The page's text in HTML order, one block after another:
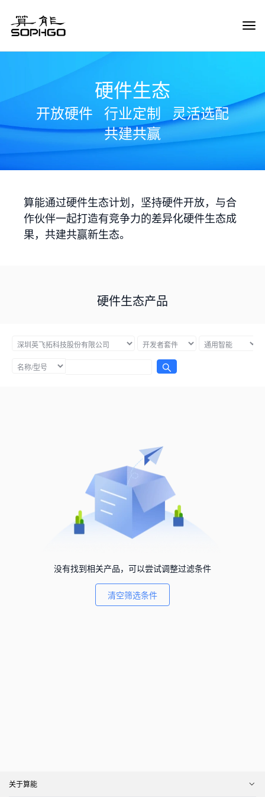
硬件生态
开放硬件 行业定制
灵活选配
共建共赢
算能通过硬件生态计划，坚持硬件开放，与合
作伙伴一起打造有竞争力的差异化硬件生态成
果，共建共赢新生态。
硬件生态产品
没有找到相关产品，可以尝试调整过滤条件
清空筛选条件
关于算能